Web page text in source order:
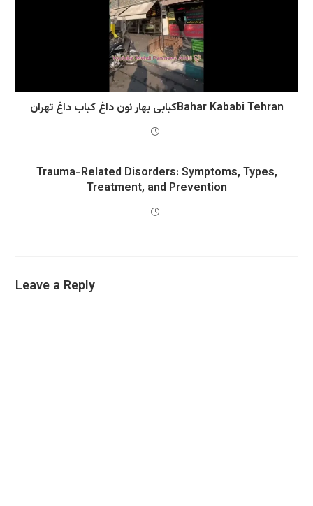
کبابی بهار نون داغ کباب داغ تهرانBahar Kababi Tehran
Trauma-Related Disorders: Symptoms, Types,
Treatment, and Prevention
Leave a Reply